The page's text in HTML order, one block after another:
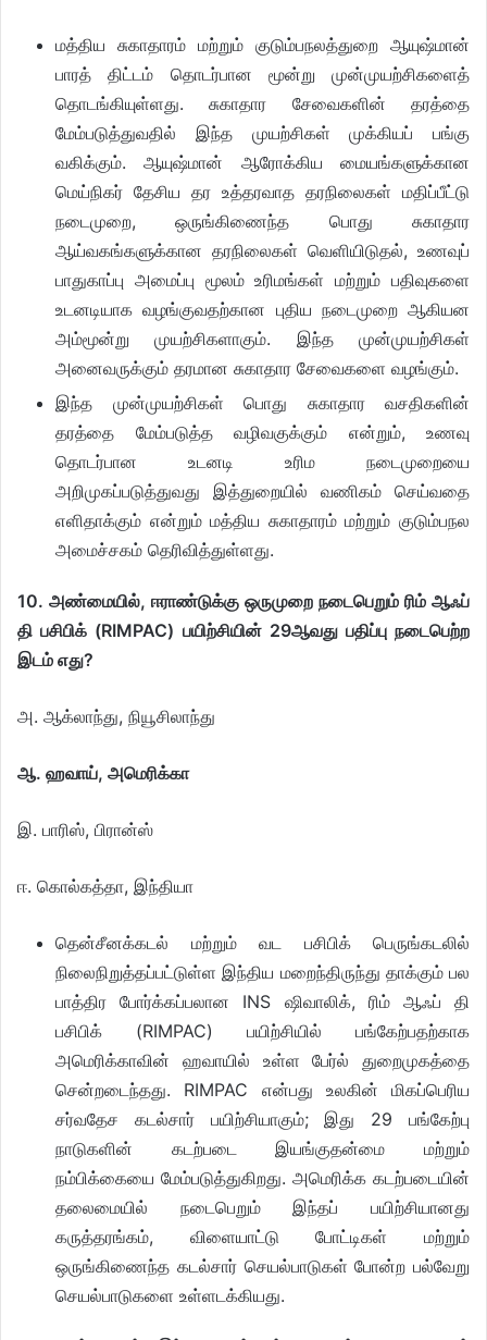
மத்திய சுகாதாரம் மற்றும் குடும்பநலத்துறை ஆயுஷ்மான்
பாரத் திட்டம் தொடர்பான மூன்று முன்முயற்சிகளைத்
தொடங்கியுள்ளது. சுகாதார சேவைகளின் தரத்தை
மேம்படுத்துவதில் இந்த முயற்சிகள் முக்கியப் பங்கு
வகிக்கும். ஆயுஷ்மான் ஆரோக்கிய மையங்களுக்கான
மெய்நிகர் தேசிய தர உத்தரவாத தரநிலைகள் மதிப்பீட்டு
நடைமுறை, ஒருங்கிணைந்த பொது சுகாதார
ஆய்வகங்களுக்கான தரநிலைகள் வெளியிடுதல், உணவுப்
பாதுகாப்பு அமைப்பு மூலம் உரிமங்கள் மற்றும் பதிவுகளை
உடனடியாக வழங்குவதற்கான புதிய நடைமுறை ஆகியன
அம்மூன்று முயற்சிகளாகும். இந்த முன்முயற்சிகள்
அனைவருக்கும் தரமான சுகாதார சேவைகளை வழங்கும்.
இந்த முன்முயற்சிகள் பொது சுகாதார வசதிகளின்
தரத்தை மேம்படுத்த வழிவகுக்கும் என்றும், உணவு
தொடர்பான உடனடி உரிம நடைமுறையை
அறிமுகப்படுத்துவது இத்துறையில் வணிகம் செய்வதை
எளிதாக்கும் என்றும் மத்திய சுகாதாரம் மற்றும் குடும்பநல
அமைச்சகம் தெரிவித்துள்ளது.
10. அண்மையில், ஈராண்டுக்கு ஒருமுறை நடைபெறும் ரிம் ஆஃப்
தி பசிபிக் (RIMPAC) பயிற்சியின் 29ஆவது பதிப்பு நடைபெற்ற
இடம் எது?
அ. ஆக்லாந்து, நியூசிலாந்து
ஆ. ஹவாய், அமெரிக்கா
இ. பாரிஸ், பிரான்ஸ்
ஈ. கொல்கத்தா, இந்தியா
தென்சீனக்கடல் மற்றும் வட பசிபிக் பெருங்கடலில்
நிலைநிறுத்தப்பட்டுள்ள இந்திய மறைந்திருந்து தாக்கும் பல
பாத்திர போர்க்கப்பலான INS ஷிவாலிக், ரிம் ஆஃப் தி
பசிபிக் (RIMPAC) பயிற்சியில் பங்கேற்பதற்காக
அமெரிக்காவின் ஹவாயில் உள்ள பேர்ல் துறைமுகத்தை
சென்றடைந்தது. RIMPAC என்பது உலகின் மிகப்பெரிய
சர்வதேச கடல்சார் பயிற்சியாகும்; இது 29 பங்கேற்பு
நாடுகளின் கடற்படை இயங்குதன்மை மற்றும்
நம்பிக்கையை மேம்படுத்துகிறது. அமெரிக்க கடற்படையின்
தலைமையில் நடைபெறும் இந்தப் பயிற்சியானது
கருத்தரங்கம், விளையாட்டு போட்டிகள் மற்றும்
ஒருங்கிணைந்த கடல்சார் செயல்பாடுகள் போன்ற பல்வேறு
செயல்பாடுகளை உள்ளடக்கியது.